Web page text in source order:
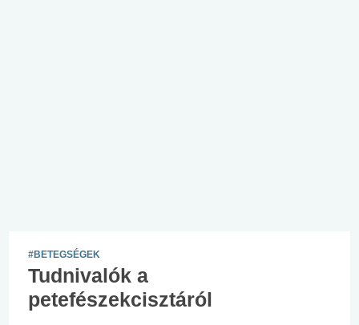
#BETEGSÉGEK
Tudnivalók a
petefészekcisztáról